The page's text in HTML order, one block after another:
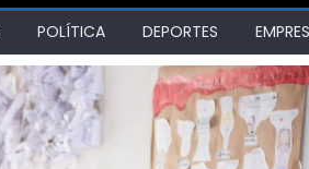
POLÍTICA DEPORTES